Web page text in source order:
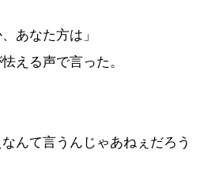
あなた方は」
える声で言った。
なんて言うんじゃあねぇだろう